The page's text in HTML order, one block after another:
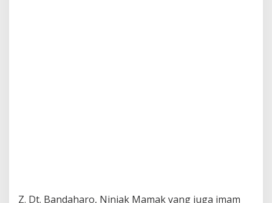
Z. Dt. Bandaharo, Niniak Mamak yang juga imam